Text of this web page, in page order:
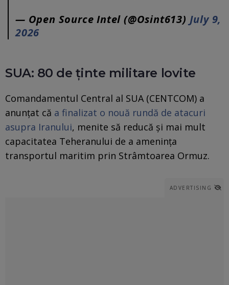
— Open Source Intel (@Osint613) July 9,
2026
SUA: 80 de ținte militare lovite
Comandamentul Central al SUA (CENTCOM) a
anunțat că a finalizat o nouă rundă de atacuri
asupra Iranului, menite să reducă și mai mult
capacitatea Teheranului de a amenința
transportul maritim prin Strâmtoarea Ormuz.
ADVERTISING